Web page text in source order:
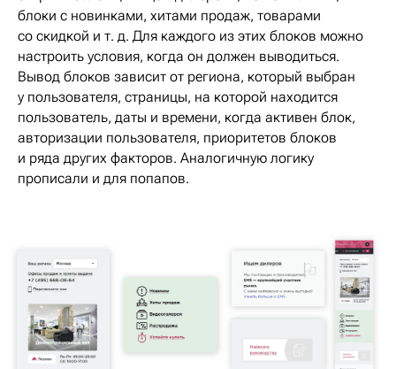
блоки с новинками, хитами продаж, товарами
со скидкой и т. д. Для каждого из этих блоков можно
настроить условия, когда он должен выводиться.
Вывод блоков зависит от региона, который выбран
у пользователя, страницы, на которой находится
пользователь, даты и времени, когда активен блок,
авторизации пользователя, приоритетов блоков
и ряда других факторов. Аналогичную логику
прописали и для попапов.